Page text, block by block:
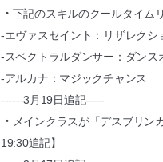
・ 下記のスキルのクールタイム
-エヴァスセイント：リザレクシ
-スペクトラルダンサー：ダンス
-アルカナ：マジックチャンス
------3月19日追記-----
・ メインクラスが「デスブリン
19:30追記】